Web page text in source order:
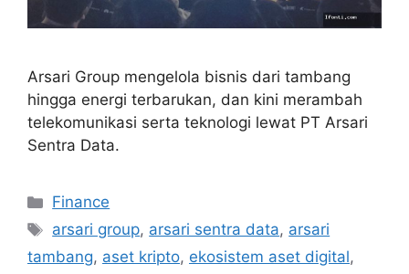
Arsari Group mengelola bisnis dari tambang
hingga energi terbarukan, dan kini merambah
telekomunikasi serta teknologi lewat PT Arsari
Sentra Data.
Categories
Finance
Tags
arsari group, arsari sentra data, arsari
tambang, aset kripto, ekosistem aset digital,